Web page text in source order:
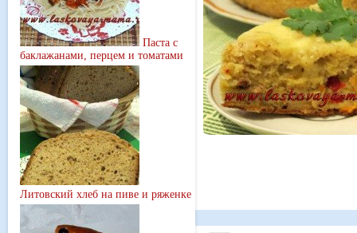
Паста с
баклажанами, перцем и томатами
Литовский хлеб на пиве и ряженке